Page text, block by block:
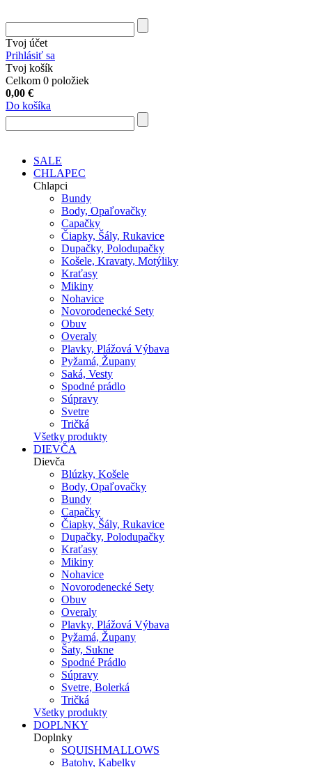
Tvoj účet
Prihlásiť sa
Tvoj košík
Celkom 0 položiek
0,00 €
Do košíka
SALE
CHLAPEC
Chlapci
Bundy
Body, Opaľovačky
Capačky
Čiapky, Šály, Rukavice
Dupačky, Polodupačky
Košele, Kravaty, Motýliky
Kraťasy
Mikiny
Nohavice
Novorodenecké Sety
Obuv
Overaly
Plavky, Plážová Výbava
Pyžamá, Župany
Saká, Vesty
Spodné prádlo
Súpravy
Svetre
Tričká
Všetky produkty
DIEVČA
Dievča
Blúzky, Košele
Body, Opaľovačky
Bundy
Capačky
Čiapky, Šály, Rukavice
Dupačky, Polodupačky
Kraťasy
Mikiny
Nohavice
Novorodenecké Sety
Obuv
Overaly
Plavky, Plážová Výbava
Pyžamá, Župany
Šaty, Sukne
Spodné Prádlo
Súpravy
Svetre, Bolerká
Tričká
Všetky produkty
DOPLNKY
Doplnky
SQUISHMALLOWS
Batohy, Kabelky